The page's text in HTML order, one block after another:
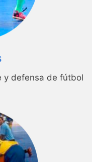
y defensa de fútbol